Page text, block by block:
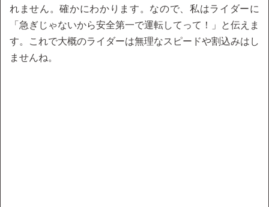
れません。確かにわかります。なので、私はライダーに
「急ぎじゃないから安全第一で運転してって！」と伝えま
す。これで大概のライダーは無理なスピードや割込みはし
ませんね。